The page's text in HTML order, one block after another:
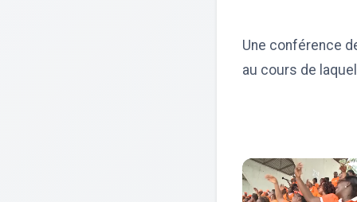
Une conférence
au cours de